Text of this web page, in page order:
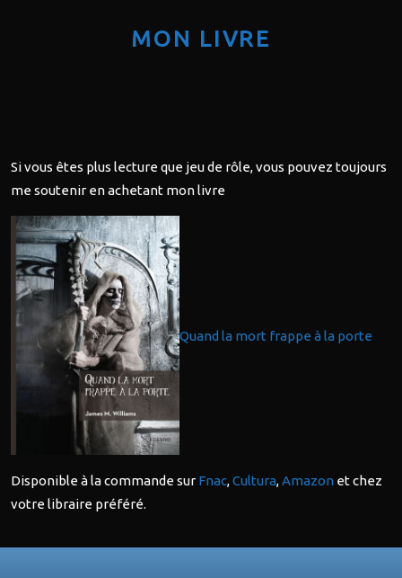
MON LIVRE
Si vous êtes plus lecture que jeu de rôle, vous pouvez toujours
me soutenir en achetant mon livre
Quand la mort frappe à la porte
Disponible à la commande sur Fnac,Cultura,Amazon et chez
votre libraire préféré.